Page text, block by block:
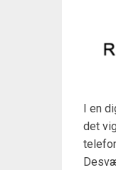
I en
det